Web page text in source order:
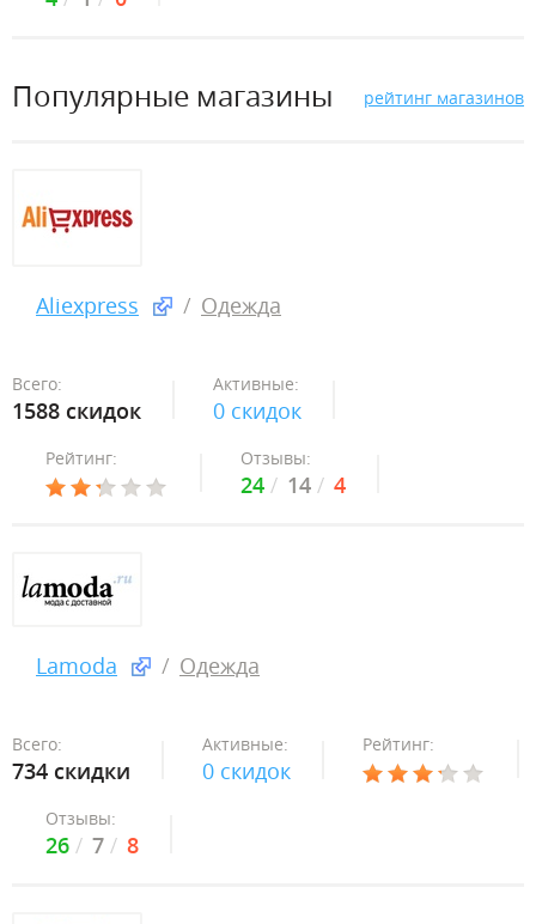
Популярные магазины рейтинг магазинов
Aliexpress Одежда
Всего:
1588 скидок
Активные:
0 скидок
Рейтинг: Отзывы:
24 14 4
Lamoda Одежда
Всего:
734 скидки
Активные:
0 скидок
Рейтинг:
Отзывы:
26 7 8